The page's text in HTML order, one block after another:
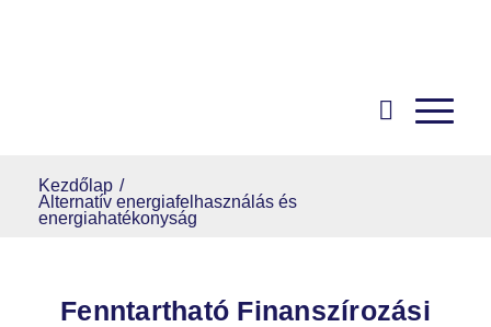
Kezdőlap /
Alternatív energiafelhasználás és
energiahatékonyság
Fenntartható Finanszírozási